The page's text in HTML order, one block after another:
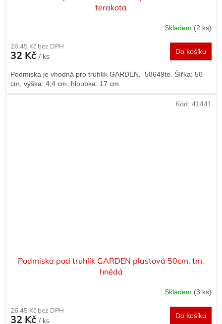
terakota
Skladem (2 ks)
26,45 Kč bez DPH
32 Kč / ks
Do košíku
Podmiska je vhodná pro truhlík GARDEN, 58649te. Šířka: 50
cm, výška: 4,4 cm, hloubka: 17 cm.
Podmiska pod truhlík GARDEN plastová 50cm, tm.
hnědá
Skladem (3 ks)
26,45 Kč bez DPH
32 Kč / ks
Do košíku
Kód: 41441